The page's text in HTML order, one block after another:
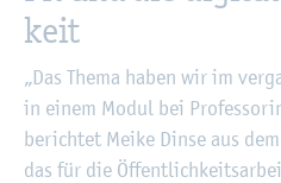
keit
„Das Thema haben wir im
in einem Modul bei
be­rich­tet Meike Dinse aus
das für die